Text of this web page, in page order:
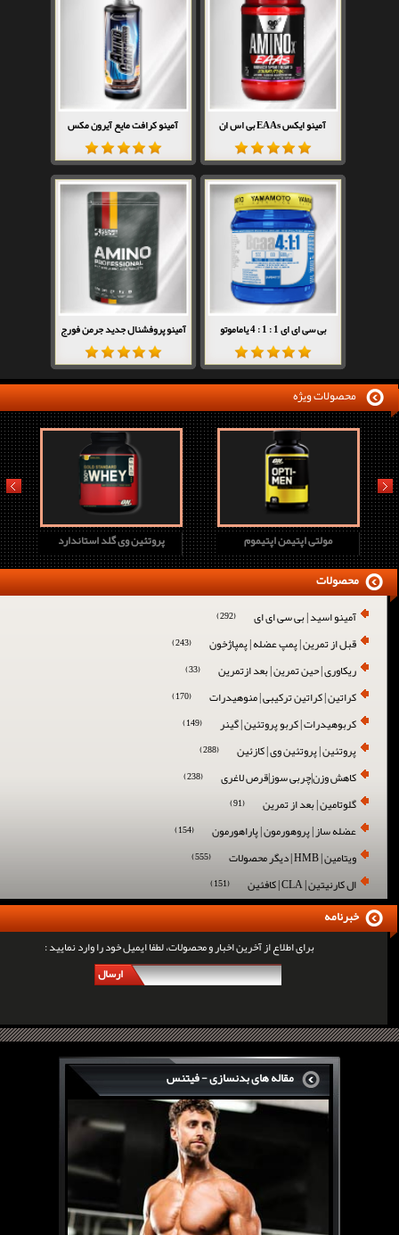
آمینو ایکس EAAs بی اس ان آمینو کرافت مایع آیرون مکس
بی سی ای ای 1 : 1 : 4 یاماموتو آمینو پروفشنال جدید جرمن فورج
محصولات ویژه
پروتئین مولتی اپتیمن اپتیموم پروتئین وی اچ دی جدید
prev next
آمینو اسید | بی سی ای ای (292)
قبل از تمرین | پمپ عضله | پمپاژخون (243)
ریکاوری | حین تمرین | بعد ازتمرین (33)
کراتین | کراتین ترکیبی | منوهیدرات (170)
کربوهیدرات | کربو پروتئین | گینر (149)
پروتئین | پروتئین وی | کازئین (288)
کاهش وزن|چربی سوز|قرص لاغری (238)
گلوتامین | بعد از تمرین (91)
عضله ساز | پروهورمون | پاراهورمون (154)
ویتامین | HMB | دیگر محصولات (555)
ال کارنیتین | CLA | کافئین (151)
محصولات
برای اطلاع از آخرین اخبار و محصولات، لطفا ایمیل خود را وارد نمایید :
ارسال
خبرنامه
مقاله های بدنسازی - فیتنس
سرگی کنستانس چگونه بر روی بازو های فوق العاده...
روش های افزایش پیک بازو
فارماتون چیست؟
کلن بوترول Clenbuterol